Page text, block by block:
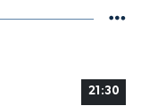
21:30